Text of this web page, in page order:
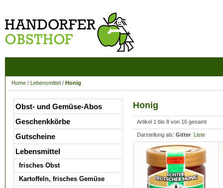
Home / Lebensmittel / Honig
Honig
Artikel 1 bis 8 von 16 gesamt
Darstellung als: Gitter Liste
Obst- und Gemüse-Abos
Geschenkkörbe
Gutscheine
Lebensmittel
frisches Obst
Kartoffeln, frisches Gemüse